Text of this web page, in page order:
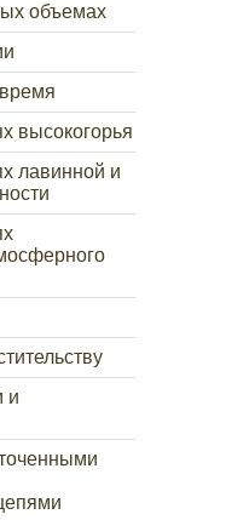
объемах
высокогорья
лавинной и
и